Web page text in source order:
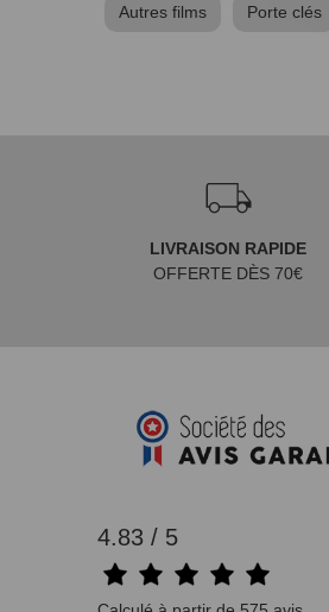
Autres films Porte clés
LIVRAISON RAPIDE
OFFERTE DÈS 70€
4.83 / 5